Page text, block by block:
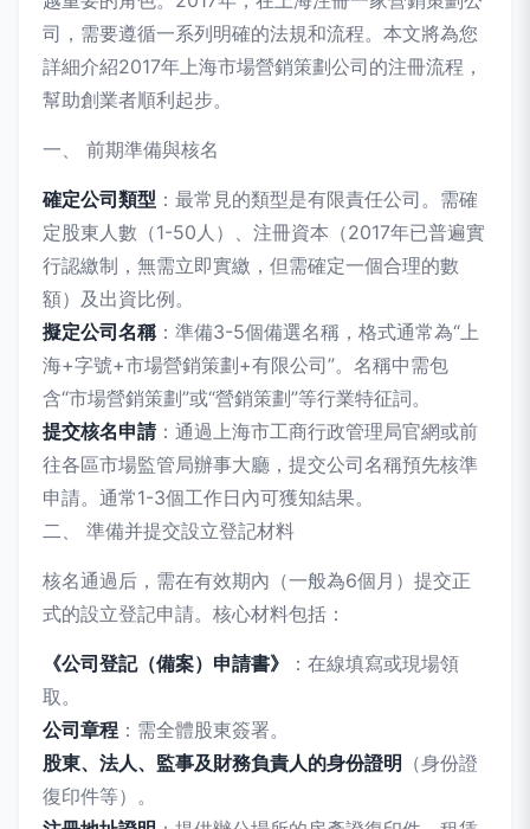
司，需要遵循一系列明確的法規和流程。本文將為您
詳細介紹2017年上海市場營銷策劃公司的注冊流程，
幫助創業者順利起步。
一、 前期準備與核名
確定公司類型 ：最常見的類型是有限責任公司。需確
定股東人數（1-50人）、注冊資本（2017年已普遍實
行認繳制，無需立即實繳，但需確定一個合理的數
額）及出資比例。
擬定公司名稱：準備3-5個備選名稱，格式通常為“上
海+字號+市場營銷策劃+有限公司”。名稱中需包
含“市場營銷策劃”或“營銷策劃”等行業特征詞。
提交核名申請：通過上海市工商行政管理局官網或前
往各區市場監管局辦事大廳，提交公司名稱預先核準
申請。通常1-3個工作日內可獲知結果。
二、 準備并提交設立登記材料
核名通過后，需在有效期內（一般為6個月）提交正
式的設立登記申請。核心材料包括：
《公司登記（備案）申請書》
：在線填寫或現場領
取。
公司章程 ：需全體股東簽署。
股東、法人、監事及財務負責人的身份證明 （身份證
復印件等）。